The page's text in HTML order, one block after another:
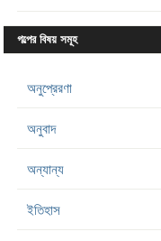
গল্পের বিষয় সমূহ
অনুপ্রেরণা
অনুবাদ
অন্যান্য
ইতিহাস